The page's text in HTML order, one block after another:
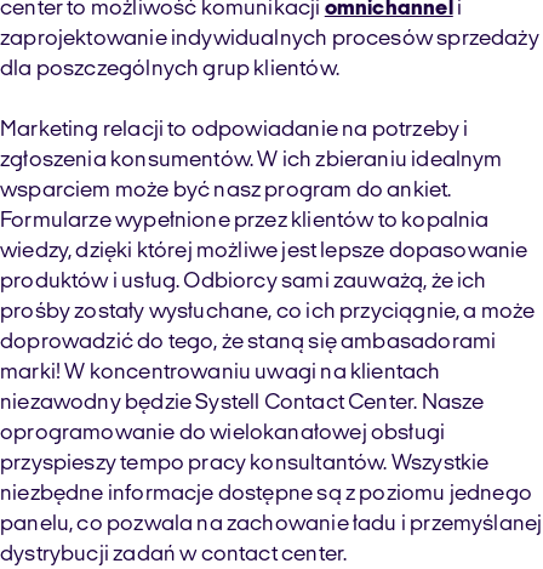
center to możliwość komunikacji omnichanneli
zaprojektowanie indywidualnych procesów sprzedaży
dla poszczególnych grup klientów.
Marketing relacji to odpowiadanie na potrzeby i
zgłoszenia konsumentów. W ich zbieraniu idealnym
wsparciem może być nasz program do ankiet.
Formularze wypełnione przez klientów to kopalnia
wiedzy, dzięki której możliwe jest lepsze dopasowanie
produktów i usług. Odbiorcy sami zauważą, że ich
prośby zostały wysłuchane, co ich przyciągnie, a może
doprowadzić do tego, że staną się ambasadorami
marki! W koncentrowaniu uwagi na klientach
niezawodny będzie Systell Contact Center. Nasze
oprogramowanie do wielokanałowej obsługi
przyspieszy tempo pracy konsultantów. Wszystkie
niezbędne informacje dostępne są z poziomu jednego
panelu, co pozwala na zachowanie ładu i przemyślanej
dystrybucji zadań w contact center.